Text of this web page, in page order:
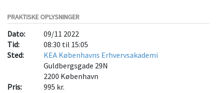
PRAKTISKE OPLYSNINGER
Dato:
09/11 2022
Tid:
08:30 til 15:05
Sted:
KEA Københavns Erhvervsakademi
Guldbergsgade 29N
2200 København
Pris:
995 kr.